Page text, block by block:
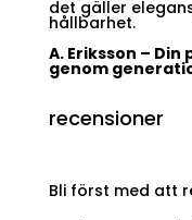
det gäller
hållbarhet.
A. Eriksson –
genom
recensioner
Bli först med att